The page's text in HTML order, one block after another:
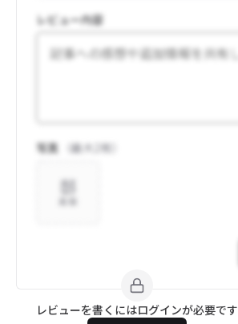
レビュー内容
写真 （最大 枚）
レビューを書くにはログインが必要です